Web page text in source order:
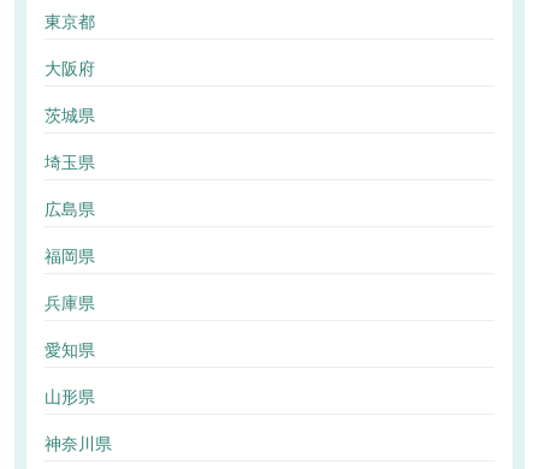
東京都
大阪府
茨城県
埼玉県
広島県
福岡県
兵庫県
愛知県
山形県
神奈川県